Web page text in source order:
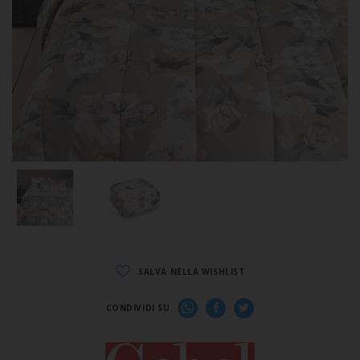
SALVA NELLA WISHLIST
CONDIVIDI SU